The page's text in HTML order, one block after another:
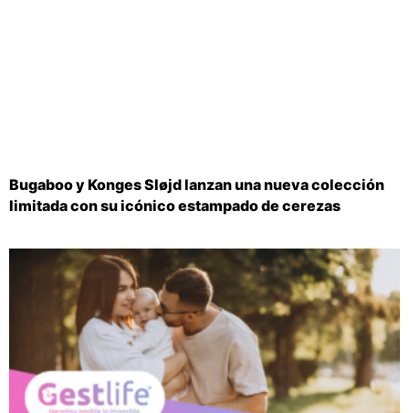
Bugaboo y Konges Sløjd lanzan una nueva colección
limitada con su icónico estampado de cerezas